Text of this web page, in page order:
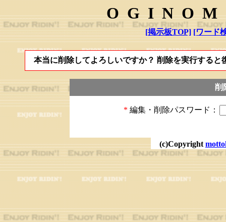
[掲示板TOP] [ワード
本当に削除してよろしいですか？ 削除を実行する
削
* 編集・削除パスワード：
(c)Copyright